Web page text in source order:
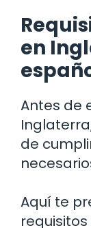
en
Antes de
de
Aquí te